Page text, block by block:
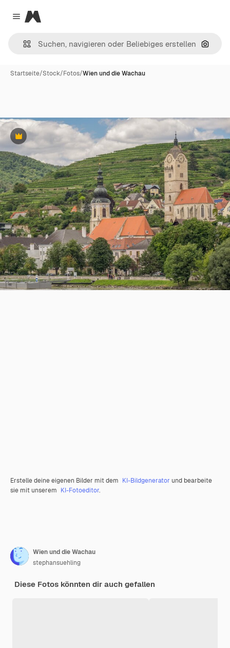
Close menu
Magnific
Nach
Startseite/Stock/Fotos/Wien und die Wachau
Premium
Erstelle deine eigenen Bilder mit dem KI-Bildgenerator und bearbeite
sie mit unserem KI-Fotoeditor.
Wien und die Wachau
stephansuehling
Diese Fotos könnten dir auch gefallen